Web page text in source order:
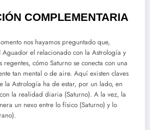
COMPLEMENTARIA
nos hayamos preguntado que,
el relacionado con la Astrología y
regentes, cómo Saturno se conecta con una
tan mental o de aire. Aquí existen claves
la Astrología ha de estar, por un lado, en
la realidad diaria (Saturno). A la vez, la
un nexo entre lo físico (Saturno) y lo